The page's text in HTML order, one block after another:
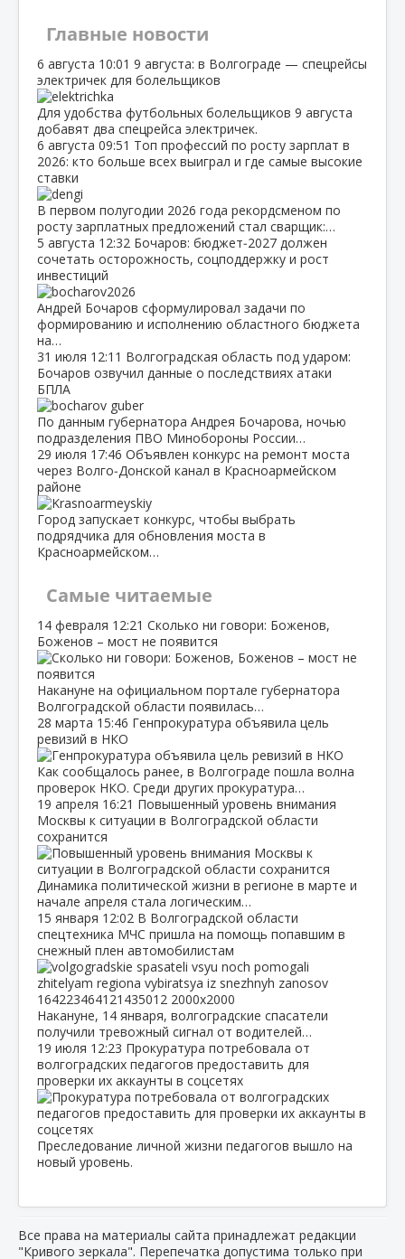
Главные новости
6 августа 10:01 9 августа: в Волгограде — спецрейсы
электричек для болельщиков
Для удобства футбольных болельщиков 9 августа
добавят два спецрейса электричек.
6 августа 09:51 Топ профессий по росту зарплат в
2026: кто больше всех выиграл и где самые высокие
ставки
В первом полугодии 2026 года рекордсменом по
росту зарплатных предложений стал сварщик:…
5 августа 12:32 Бочаров: бюджет‑2027 должен
сочетать осторожность, соцподдержку и рост
инвестиций
Андрей Бочаров сформулировал задачи по
формированию и исполнению областного бюджета
на…
31 июля 12:11 Волгоградская область под ударом:
Бочаров озвучил данные о последствиях атаки
БПЛА
По данным губернатора Андрея Бочарова, ночью
подразделения ПВО Минобороны России…
29 июля 17:46 Объявлен конкурс на ремонт моста
через Волго‑Донской канал в Красноармейском
районе
Город запускает конкурс, чтобы выбрать
подрядчика для обновления моста в
Красноармейском…
Самые читаемые
14 февраля 12:21 Сколько ни говори: Боженов,
Боженов – мост не появится
Накануне на официальном портале губернатора
Волгоградской области появилась…
28 марта 15:46 Генпрокуратура объявила цель
ревизий в НКО
Как сообщалось ранее, в Волгограде пошла волна
проверок НКО. Среди других прокуратура…
19 апреля 16:21 Повышенный уровень внимания
Москвы к ситуации в Волгоградской области
сохранится
Динамика политической жизни в регионе в марте и
начале апреля стала логическим…
15 января 12:02 В Волгоградской области
спецтехника МЧС пришла на помощь попавшим в
снежный плен автомобилистам
Накануне, 14 января, волгоградские спасатели
получили тревожный сигнал от водителей…
19 июля 12:23 Прокуратура потребовала от
волгоградских педагогов предоставить для
проверки их аккаунты в соцсетях
Преследование личной жизни педагогов вышло на
новый уровень.
Все права на материалы сайта принадлежат редакции
"Кривого зеркала". Перепечатка допустима только при